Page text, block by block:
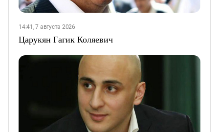
14:41, 7 августа 2026
Царукян Гагик Коляевич